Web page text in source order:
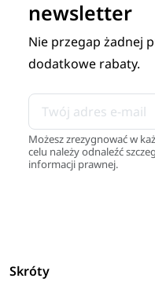
newsletter
Nie przegap żadnej
dodatkowe rabaty.
Możesz zrezygnować w
celu należy odnaleźć
informacji prawnej.
Skróty